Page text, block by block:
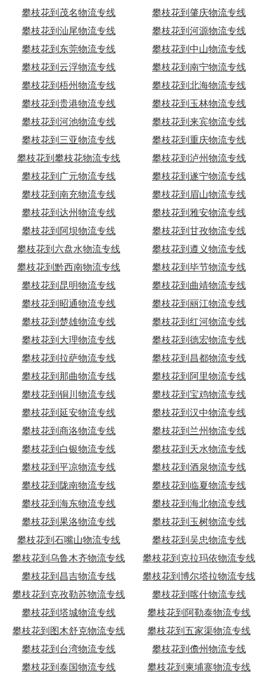
攀枝花到茂名物流专线
攀枝花到肇庆物流专线
攀枝花到汕尾物流专线
攀枝花到河源物流专线
攀枝花到东莞物流专线
攀枝花到中山物流专线
攀枝花到云浮物流专线
攀枝花到南宁物流专线
攀枝花到梧州物流专线
攀枝花到北海物流专线
攀枝花到贵港物流专线
攀枝花到玉林物流专线
攀枝花到河池物流专线
攀枝花到来宾物流专线
攀枝花到三亚物流专线
攀枝花到重庆物流专线
攀枝花到攀枝花物流专线
攀枝花到泸州物流专线
攀枝花到广元物流专线
攀枝花到遂宁物流专线
攀枝花到南充物流专线
攀枝花到眉山物流专线
攀枝花到达州物流专线
攀枝花到雅安物流专线
攀枝花到阿坝物流专线
攀枝花到甘孜物流专线
攀枝花到六盘水物流专线
攀枝花到遵义物流专线
攀枝花到黔西南物流专线
攀枝花到毕节物流专线
攀枝花到昆明物流专线
攀枝花到曲靖物流专线
攀枝花到昭通物流专线
攀枝花到丽江物流专线
攀枝花到楚雄物流专线
攀枝花到红河物流专线
攀枝花到大理物流专线
攀枝花到德宏物流专线
攀枝花到拉萨物流专线
攀枝花到昌都物流专线
攀枝花到那曲物流专线
攀枝花到阿里物流专线
攀枝花到铜川物流专线
攀枝花到宝鸡物流专线
攀枝花到延安物流专线
攀枝花到汉中物流专线
攀枝花到商洛物流专线
攀枝花到兰州物流专线
攀枝花到白银物流专线
攀枝花到天水物流专线
攀枝花到平凉物流专线
攀枝花到酒泉物流专线
攀枝花到陇南物流专线
攀枝花到临夏物流专线
攀枝花到海东物流专线
攀枝花到海北物流专线
攀枝花到果洛物流专线
攀枝花到玉树物流专线
攀枝花到石嘴山物流专线
攀枝花到吴忠物流专线
攀枝花到乌鲁木齐物流专线
攀枝花到克拉玛依物流专线
攀枝花到昌吉物流专线
攀枝花到博尔塔拉物流专线
攀枝花到克孜勒苏物流专线
攀枝花到喀什物流专线
攀枝花到塔城物流专线
攀枝花到阿勒泰物流专线
攀枝花到图木舒克物流专线
攀枝花到五家渠物流专线
攀枝花到台湾物流专线
攀枝花到儋州物流专线
攀枝花到泰国物流专线
攀枝花到柬埔寨物流专线